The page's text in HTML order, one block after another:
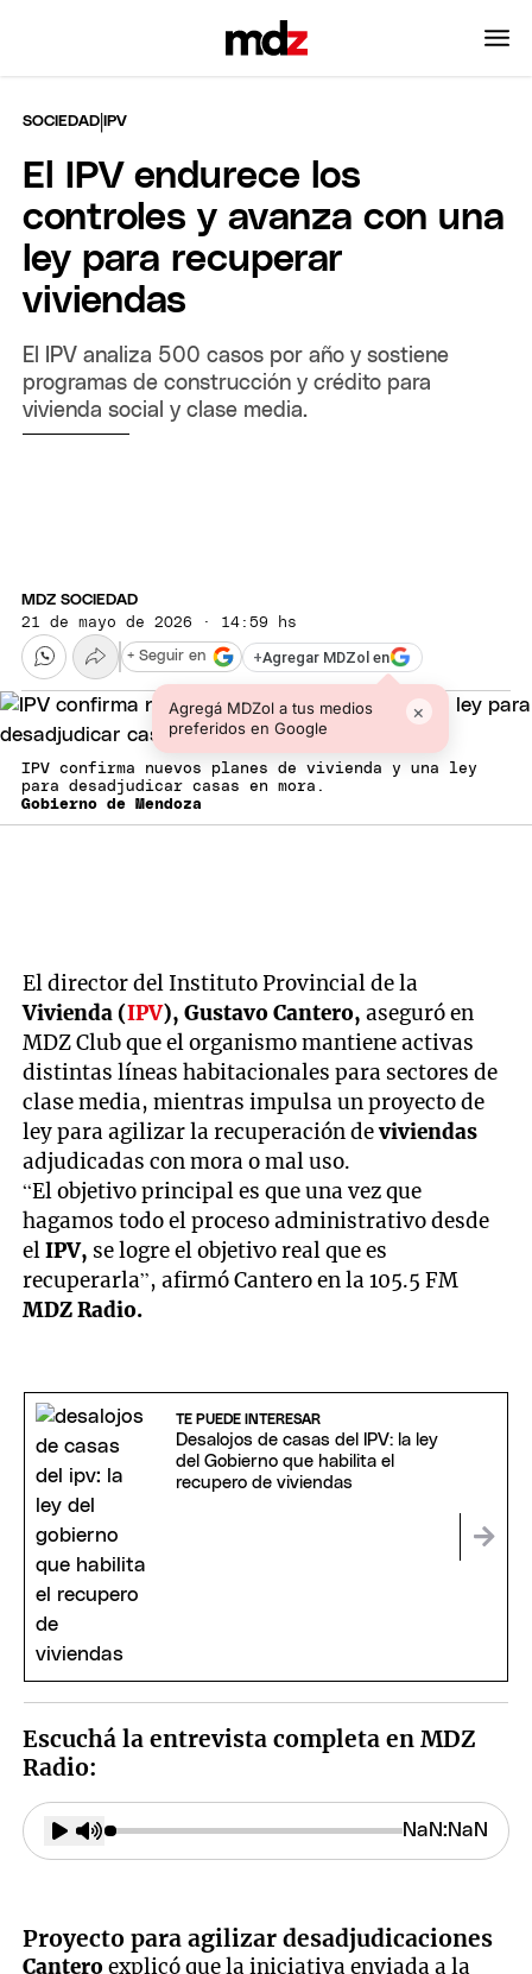
SOCIEDAD | IPV
El IPV endurece los
controles y avanza con una
ley para recuperar
viviendas
El IPV analiza 500 casos por año y sostiene
programas de construcción y crédito para
vivienda social y clase media.
MDZ SOCIEDAD
21 de mayo de 2026 · 14:59 hs
+Agregar MDZol en
Agregá MDZol a tus medios
preferidos en Google
×
+ Seguir en
IPV confirma nuevos planes de vivienda y una ley
para desadjudicar casas en mora.
Gobierno de Mendoza
El director del Instituto Provincial de la
Vivienda (IPV), Gustavo Cantero, aseguró en
MDZ Club que el organismo mantiene activas
distintas líneas habitacionales para sectores de
clase media, mientras impulsa un proyecto de
ley para agilizar la recuperación deviviendas
adjudicadas con mora o mal uso.
“El objetivo principal es que una vez que
hagamos todo el proceso administrativo desde
elIPV, se logre el objetivo real que es
recuperarla”, afirmó Cantero en la 105.5 FM
MDZ Radio.
TE PUEDE INTERESAR
Desalojos de casas del IPV: la ley
del Gobierno que habilita el
recupero de viviendas
Escuchá la entrevista completa en MDZ
Radio:
Proyecto para agilizar desadjudicaciones
Canteroexplicó que la iniciativa enviada a la